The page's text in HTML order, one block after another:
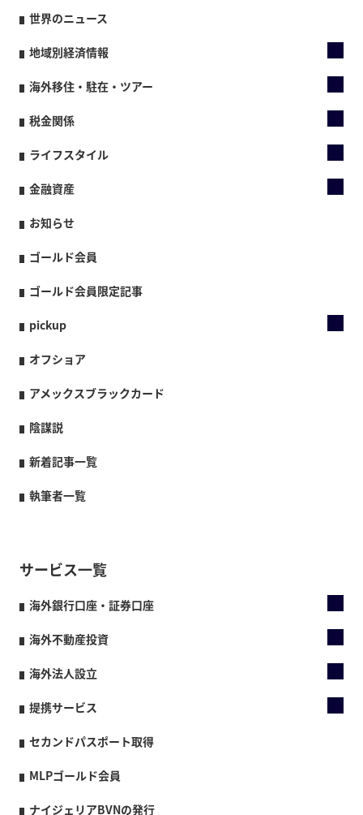
世界のニュース
地域別経済情報
海外移住・駐在・ツアー
税金関係
ライフスタイル
金融資産
お知らせ
ゴールド会員
ゴールド会員限定記事
pickup
オフショア
アメックスブラックカード
陰謀説
新着記事一覧
執筆者一覧
サービス一覧
海外銀行口座・証券口座
海外不動産投資
海外法人設立
提携サービス
セカンドパスポート取得
MLPゴールド会員
ナイジェリアBVNの発行